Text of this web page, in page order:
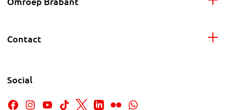
Contact
Social